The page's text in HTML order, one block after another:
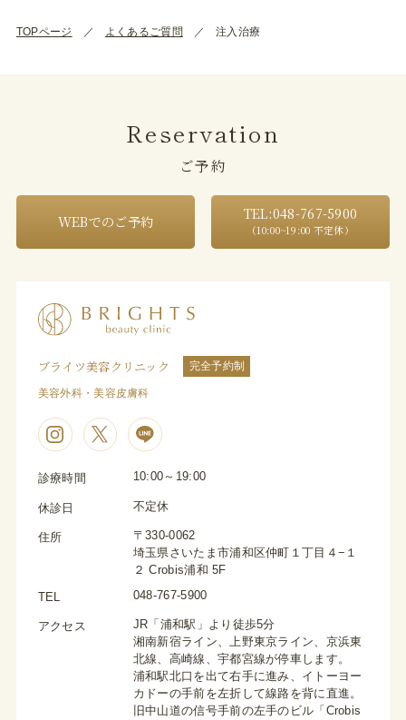
TOPページ よくあるご質問 注入治療
Reservation
ご予約
WEBでのご予約 TEL:048-767-5900
（10:00~19:00 不定休）
ブライツ美容クリニック 完全予約制
美容外科・美容皮膚科
診療時間 10:00～19:00
休診日 不定休
住所
〒330-0062
埼玉県さいたま市浦和区仲町１丁目４−１
２ Crobis浦和 5F
TEL 048-767-5900
アクセス
JR「浦和駅」より徒歩5分
湘南新宿ライン、上野東京ライン、京浜東
北線、高崎線、宇都宮線が停車します。
浦和駅北口を出て右手に進み、イトーヨー
カドーの手前を左折して線路を背に直進。
旧中山道の信号手前の左手のビル「Crobis